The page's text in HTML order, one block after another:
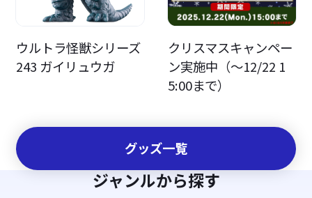
ウルトラ怪獣シリーズ
243 ガイリュウガ
クリスマスキャンペー
ン実施中（～12/22 1
5:00まで）
グッズ一覧
ジャンルから探す